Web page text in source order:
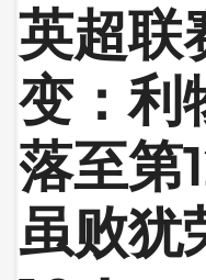
英超联
变：利
落至第
虽败犹